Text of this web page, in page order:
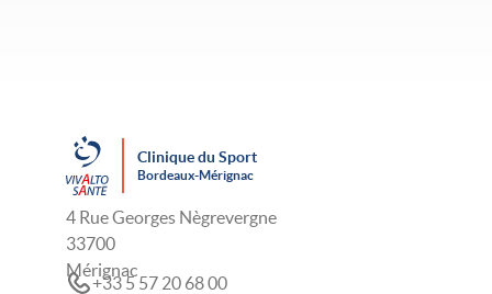
Clinique du Sport
Bordeaux-Mérignac
4 Rue Georges Nègrevergne
33700
Mérignac
+33 5 57 20 68 00